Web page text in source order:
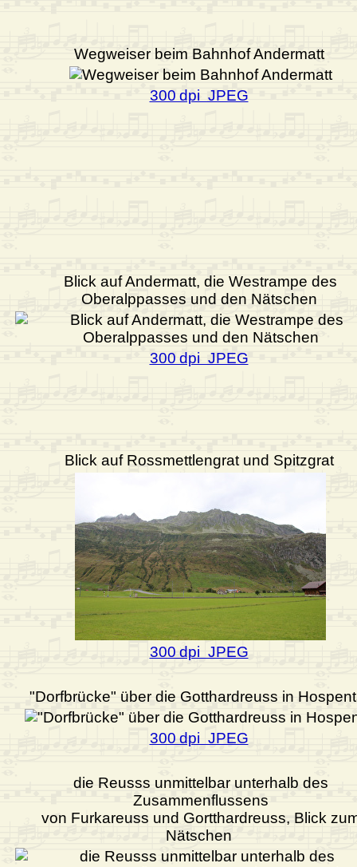
Wegweiser beim Bahnhof Andermatt
300 dpi JPEG
Blick auf Andermatt, die Westrampe des
Oberalppasses und den Nätschen
300 dpi JPEG
Blick auf Rossmettlengrat und Spitzgrat
300 dpi JPEG
"Dorfbrücke" über die Gotthardreuss in
300 dpi JPEG
die Reusss unmittelbar unterhalb des
Zusammenflussens
von Furkareuss und Gortthardreuss, Blick
Nätschen